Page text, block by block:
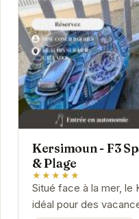
Kersimoun - F3
& Plage
★★★★★
Situé face à la mer, le
idéal pour des